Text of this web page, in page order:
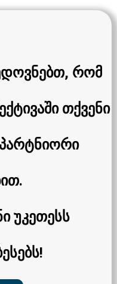
რომ
თქვენი
უკეთესს